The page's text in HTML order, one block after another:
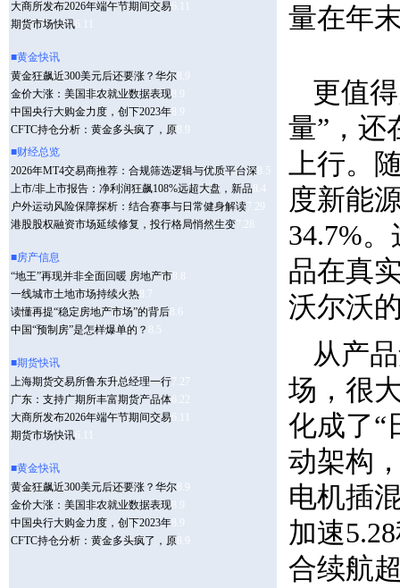
量在年
更值
量”，还
上行。
度新能
34.7%
品在真
沃尔沃
从产
场，很
化成了“
动架构
电机插
加速
合续航